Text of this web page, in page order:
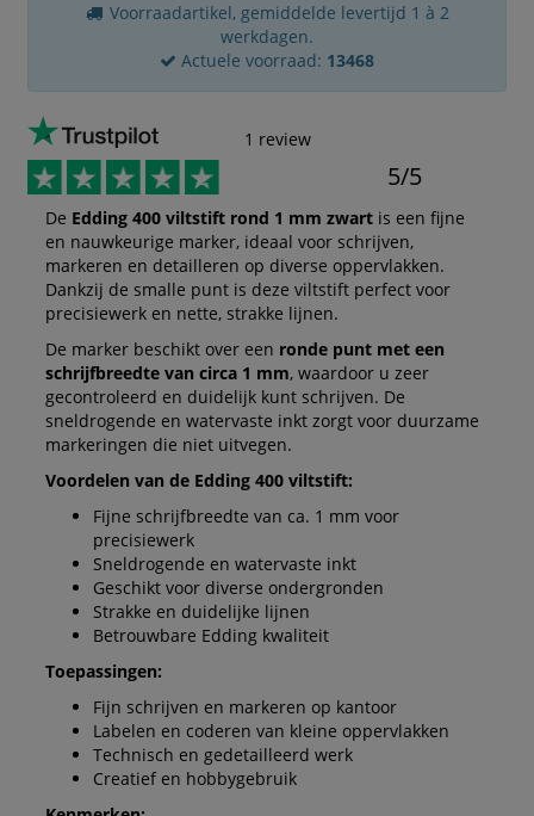
Voorraadartikel, gemiddelde levertijd 1 à 2
werkdagen.
Actuele voorraad: 13468
1 review
5/5
De Edding 400 viltstift rond 1 mm zwartis een fijne
en nauwkeurige marker, ideaal voor schrijven,
markeren en detailleren op diverse oppervlakken.
Dankzij de smalle punt is deze viltstift perfect voor
precisiewerk en nette, strakke lijnen.
De marker beschikt over een ronde punt met een
schrijfbreedte van circa 1 mm, waardoor u zeer
gecontroleerd en duidelijk kunt schrijven. De
sneldrogende en watervaste inkt zorgt voor duurzame
markeringen die niet uitvegen.
Voordelen van de Edding 400 viltstift:
Fijne schrijfbreedte van ca. 1 mm voor
precisiewerk
Sneldrogende en watervaste inkt
Geschikt voor diverse ondergronden
Strakke en duidelijke lijnen
Betrouwbare Edding kwaliteit
Toepassingen:
Fijn schrijven en markeren op kantoor
Labelen en coderen van kleine oppervlakken
Technisch en gedetailleerd werk
Creatief en hobbygebruik